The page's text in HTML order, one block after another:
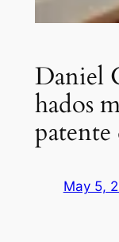
Daniel
hados
patente
May 5,